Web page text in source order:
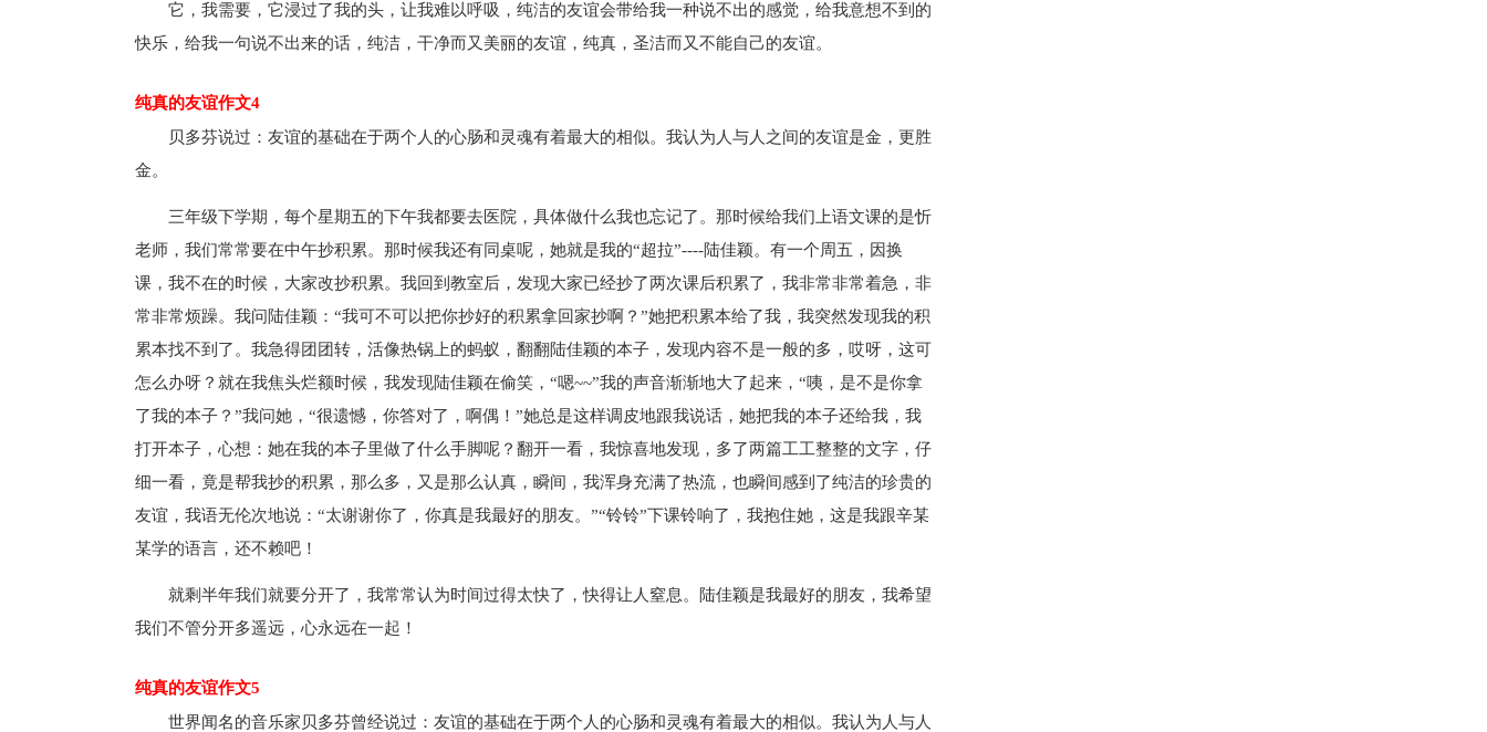
它，我需要，它浸过了我的头，让我难以呼吸，纯洁的友谊会带给我一种说不出的感觉，给我意想不到的
快乐，给我一句说不出来的话，纯洁，干净而又美丽的友谊，纯真，圣洁而又不能自己的友谊。
纯真的友谊作文4
贝多芬说过：友谊的基础在于两个人的心肠和灵魂有着最大的相似。我认为人与人之间的友谊是金，更胜
金。
三年级下学期，每个星期五的下午我都要去医院，具体做什么我也忘记了。那时候给我们上语文课的是忻
老师，我们常常要在中午抄积累。那时候我还有同桌呢，她就是我的“超拉”----陆佳颖。有一个周五，因换
课，我不在的时候，大家改抄积累。我回到教室后，发现大家已经抄了两次课后积累了，我非常非常着急，非
常非常烦躁。我问陆佳颖：“我可不可以把你抄好的积累拿回家抄啊？”她把积累本给了我，我突然发现我的积
累本找不到了。我急得团团转，活像热锅上的蚂蚁，翻翻陆佳颖的本子，发现内容不是一般的多，哎呀，这可
怎么办呀？就在我焦头烂额时候，我发现陆佳颖在偷笑，“嗯~~”我的声音渐渐地大了起来，“咦，是不是你拿
了我的本子？”我问她，“很遗憾，你答对了，啊偶！”她总是这样调皮地跟我说话，她把我的本子还给我，我
打开本子，心想：她在我的本子里做了什么手脚呢？翻开一看，我惊喜地发现，多了两篇工工整整的文字，仔
细一看，竟是帮我抄的积累，那么多，又是那么认真，瞬间，我浑身充满了热流，也瞬间感到了纯洁的珍贵的
友谊，我语无伦次地说：“太谢谢你了，你真是我最好的朋友。”“铃铃”下课铃响了，我抱住她，这是我跟辛某
某学的语言，还不赖吧！
就剩半年我们就要分开了，我常常认为时间过得太快了，快得让人窒息。陆佳颖是我最好的朋友，我希望
我们不管分开多遥远，心永远在一起！
纯真的友谊作文5
世界闻名的音乐家贝多芬曾经说过：友谊的基础在于两个人的心肠和灵魂有着最大的相似。我认为人与人